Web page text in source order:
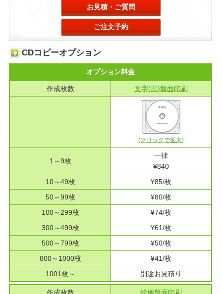
お見積・ご質問
ご注文予約
CDコピーオプション
オプション料金
作成枚数 文字(黒)盤面印刷
(クリックで拡大)
1～9枚
一律
¥840
10～49枚
¥85/枚
50～99枚
¥80/枚
100～299枚
¥74/枚
300～499枚
¥61/枚
500～799枚
¥50/枚
800～1000枚
¥41/枚
1001枚～
別途お見積り
作成枚数 絵柄盤面印刷